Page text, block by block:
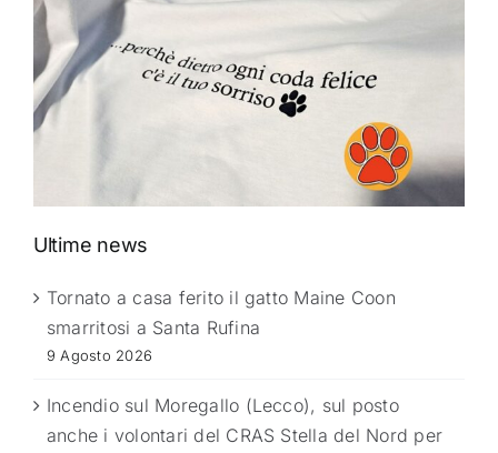
Ultime news
Tornato a casa ferito il gatto Maine Coon
smarritosi a Santa Rufina
9 Agosto 2026
Incendio sul Moregallo (Lecco), sul posto
anche i volontari del CRAS Stella del Nord per